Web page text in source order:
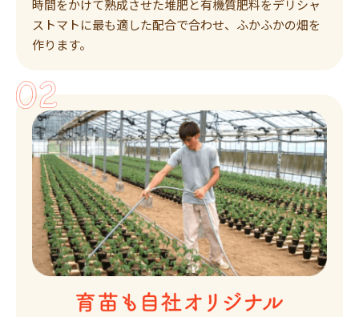
時間をかけて熟成させた堆肥と有機質肥料をデリシャ
ストマトに最も適した配合で合わせ、ふかふかの畑を
作ります。